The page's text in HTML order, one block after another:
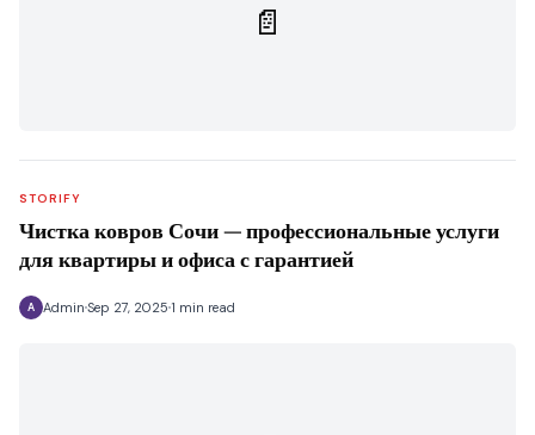
📄
STORIFY
Чистка ковров Сочи — профессиональные услуги
для квартиры и офиса с гарантией
A Admin Sep 27, 2025 1 min read